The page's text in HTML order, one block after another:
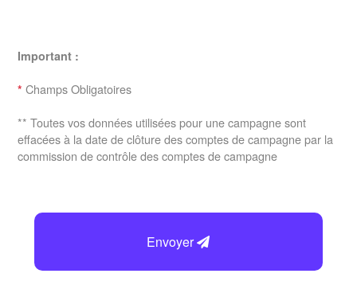
Important :
* Champs Obligatoires
** Toutes vos données utilisées pour une campagne sont
effacées à la date de clôture des comptes de campagne par la
commission de contrôle des comptes de campagne
Envoyer